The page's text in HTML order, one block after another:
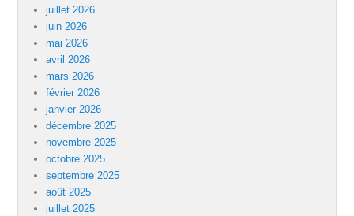
juillet 2026
juin 2026
mai 2026
avril 2026
mars 2026
février 2026
janvier 2026
décembre 2025
novembre 2025
octobre 2025
septembre 2025
août 2025
juillet 2025